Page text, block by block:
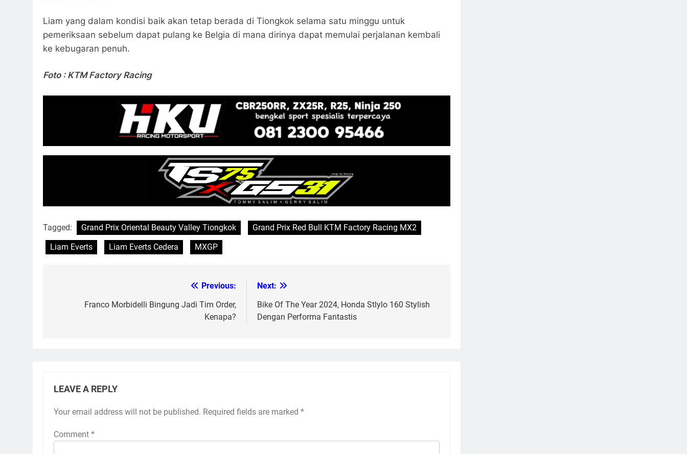
Liam yang dalam kondisi baik akan tetap berada di Tiongkok selama satu minggu untuk
pemeriksaan sebelum dapat pulang ke Belgia di mana dirinya dapat memulai perjalanan kembali
ke kebugaran penuh.
Foto : KTM Factory Racing
Tagged: Grand Prix Oriental Beauty Valley Tiongkok
Grand Prix Red Bull KTM Factory Racing MX2
Liam Everts
Liam Everts Cedera MXGP
navigation
Previous:
Franco Morbidelli Bingung Jadi Tim Order,
Kenapa?
Next:
Bike Of The Year 2024, Honda Stlylo 160 Stylish
Dengan Performa Fantastis
LEAVE A REPLY
Your email address will not be published. Required fields are marked *
Comment *